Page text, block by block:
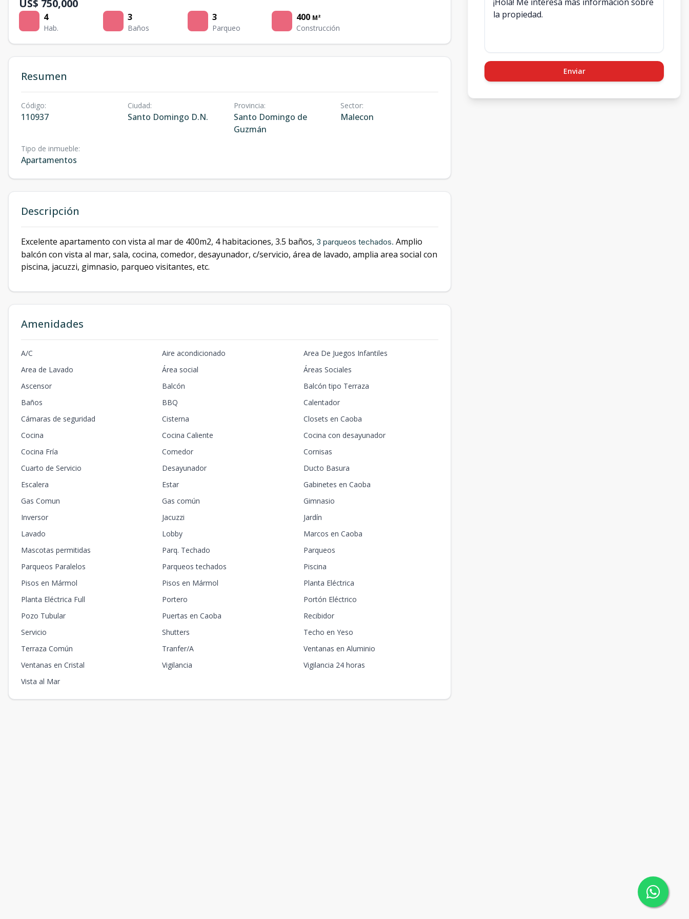
US$ 750,000
4
Hab.
3
Baños
3
Parqueo
400 M²
Construcción
Resumen
Código:
110937
Ciudad:
Santo Domingo D.N.
Provincia:
Santo Domingo de
Guzmán
Sector:
Malecon
Tipo de inmueble:
Apartamentos
Descripción
Excelente apartamento con vista al mar de 400m2, 4 habitaciones, 3.5 baños, 3 parqueos techados. Amplio
balcón con vista al mar, sala, cocina, comedor, desayunador, c/servicio, área de lavado, amplia area social con
piscina, jacuzzi, gimnasio, parqueo visitantes, etc.
Amenidades
A/C Aire acondicionado
Area De Juegos Infantiles
Area de Lavado
Área social
Áreas Sociales
Ascensor
Balcón
Balcón tipo Terraza
Baños
BBQ
Calentador
Cámaras de seguridad
Cisterna
Closets en Caoba
Cocina
Cocina Caliente
Cocina con desayunador
Cocina Fría
Comedor
Cornisas
Cuarto de Servicio
Desayunador
Ducto Basura
Escalera
Estar
Gabinetes en Caoba
Gas Comun
Gas común
Gimnasio
Inversor
Jacuzzi
Jardín
Lavado
Lobby
Marcos en Caoba
Mascotas permitidas
Parq. Techado
Parqueos
Parqueos Paralelos
Parqueos techados
Piscina
Pisos en Mármol
Pisos en Mármol
Planta Eléctrica
Planta Eléctrica Full
Portero
Portón Eléctrico
Pozo Tubular
Puertas en Caoba
Recibidor
Servicio
Shutters
Techo en Yeso
Terraza Común
Tranfer/A
Ventanas en Aluminio
Ventanas en Cristal
Vigilancia
Vigilancia 24 horas
Vista al Mar
Enviar